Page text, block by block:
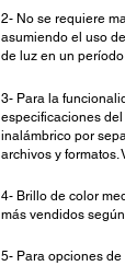
2- No se requiere
asumiendo el uso
de luz en un
3- Para la
especificaciones
inalámbrico por
archivos y formatos.
4- Brillo de color
más vendidos
5- Para opciones